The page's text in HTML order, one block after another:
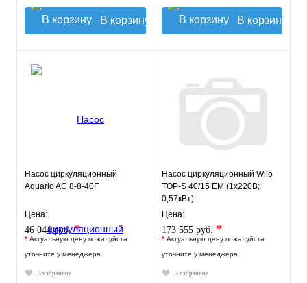
В корзину В корзину
Насос циркуляционный
Aquario AC 8-8-40F
Цена:
46 044 руб.*
* Актуальную цену пожалуйста
уточните у менеджера
В избранное
Насос циркуляционный Wilo
TOP-S 40/15 EM (1х220В;
0,57кВт)
Цена:
173 555 руб. *
* Актуальную цену пожалуйста
уточните у менеджера
В избранное